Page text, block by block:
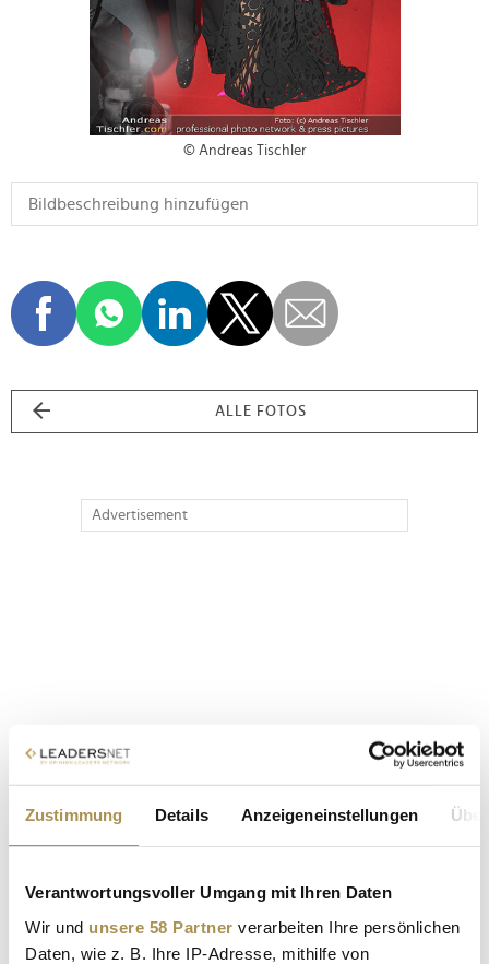
Zustimmung Details Anzeigeneinstellungen
Verantwortungsvoller Umgang mit Ihren Daten
Wir und unsere 58 Partner verarbeiten Ihre persönlichen
Daten, wie z. B. Ihre IP-Adresse, mithilfe von
© Andreas Tischler
ALLE FOTOS
Advertisement